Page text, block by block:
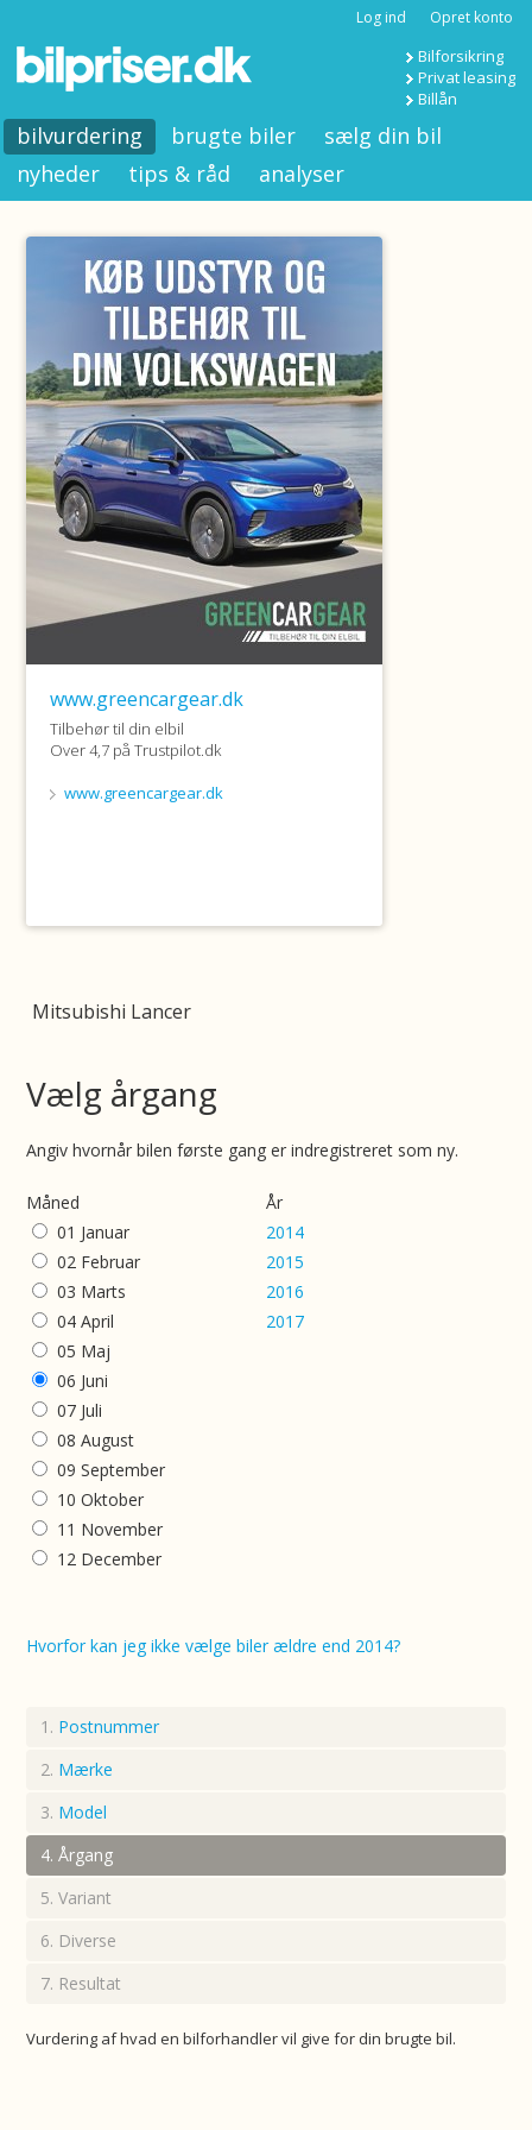
Log ind Opret konto
Bilforsikring
Privat leasing
Billån
bilvurdering brugte biler
sælg din bil
nyheder
tips & råd analyser
Mitsubishi Lancer
Vælg årgang
Angiv hvornår bilen første gang er indregistreret som ny.
Måned
01 Januar
02 Februar
03 Marts
04 April
05 Maj
06 Juni
07 Juli
08 August
09 September
10 Oktober
11 November
12 December
År
2014
2015
2016
2017
Hvorfor kan jeg ikke vælge biler ældre end 2014?
Postnummer
Mærke
Model
Årgang
Variant
Diverse
Resultat
Vurdering af hvad en bilforhandler vil give for din brugte bil.